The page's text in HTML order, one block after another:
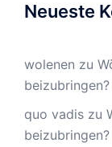
Neueste
wolenen zu
quo vadis zu